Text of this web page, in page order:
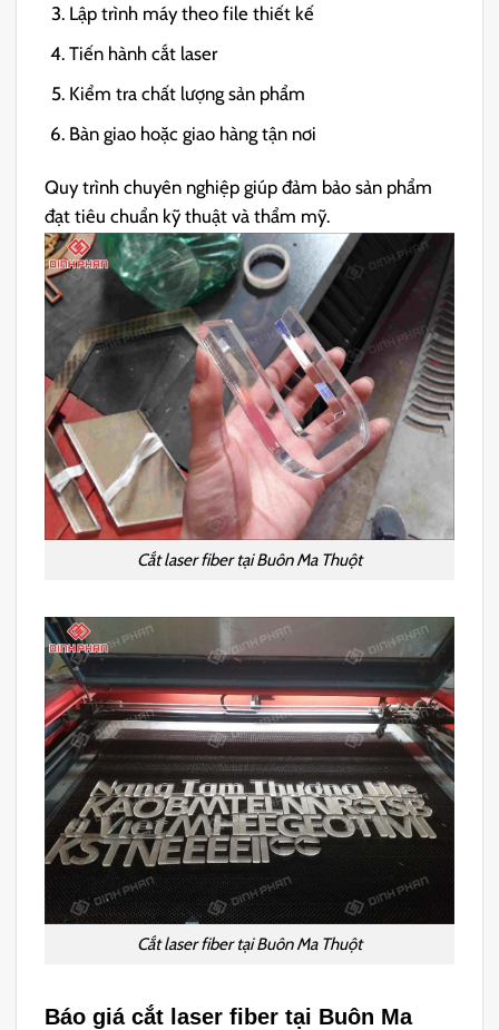
Lập trình máy theo file thiết kế
Tiến hành cắt laser
Kiểm tra chất lượng sản phẩm
Bàn giao hoặc giao hàng tận nơi
Quy trình chuyên nghiệp giúp đảm bảo sản phẩm
đạt tiêu chuẩn kỹ thuật và thẩm mỹ.
Cắt laser fiber tại Buôn Ma Thuột
Cắt laser fiber tại Buôn Ma Thuột
Báo giá cắt laser fiber tại Buôn Ma